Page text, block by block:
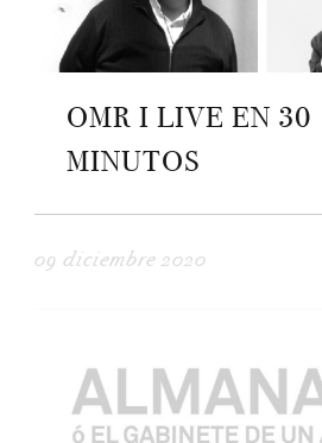
OMR I LIVE EN 30
MINUTOS
09 diciembre 2020